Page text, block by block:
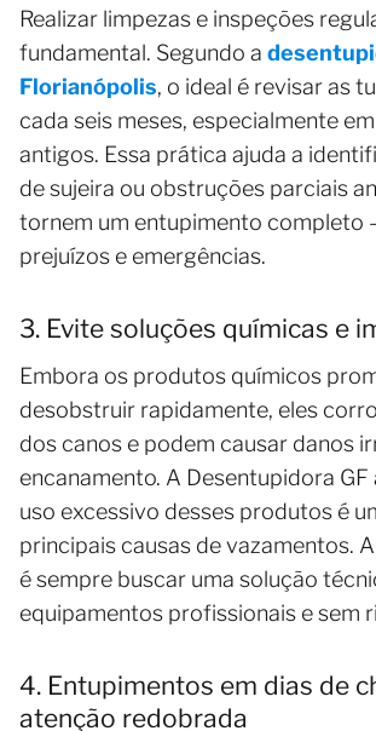
Realizar limpezas e inspeções
fundamental. Segundo a
Florianópolis, o ideal é revisar as
cada seis meses, especialmente
antigos. Essa prática ajuda a
de sujeira ou obstruções parciais
tornem um entupimento completo
prejuízos e emergências.
3. Evite soluções químicas e
Embora os produtos químicos
desobstruir rapidamente, eles
dos canos e podem causar danos
encanamento. A Desentupidora GF
uso excessivo desses produtos é
principais causas de vazamentos.
é sempre buscar uma solução
equipamentos profissionais e sem
4. Entupimentos em dias de
atenção redobrada